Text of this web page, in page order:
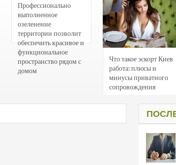
Профессионально
выполненное
озеленение
территории позволит
обеспечить красивое и
функциональное
пространство рядом с
домом
Что такое эскорт Киев
работа: плюсы и
минусы приватного
сопровождения